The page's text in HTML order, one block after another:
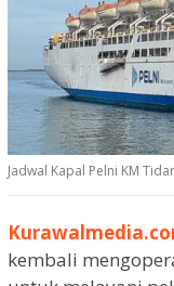
Jadwal Kapal Pelni KM
kembali